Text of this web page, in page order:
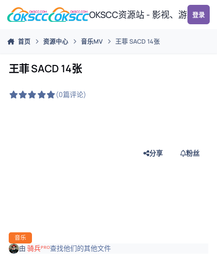
跳转到帖子
OKSCC资源站 - 影视、游戏、
登录
首页 资源中心 音乐MV 王菲 SACD 14张
王菲 SACD 14张
(0篇评论)
音乐
分享 粉丝
由骑兵ᴾᴿᴼ查找他们的其他文件